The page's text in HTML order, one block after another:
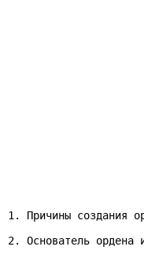
1. Причины создания
2. Основатель ордена